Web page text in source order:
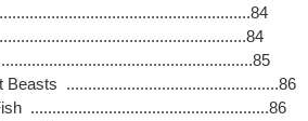
Beasts .................................................86
.......................................................86